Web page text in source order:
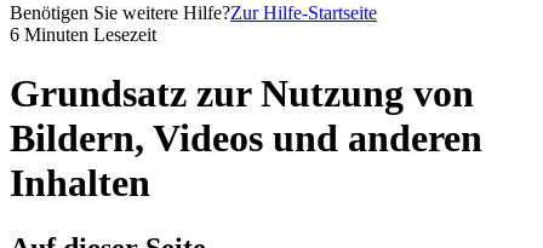
Benötigen Sie weitere Hilfe?Zur Hilfe-Startseite
6 Minuten Lesezeit
Grundsatz zur Nutzung von
Bildern, Videos und anderen
Inhalten